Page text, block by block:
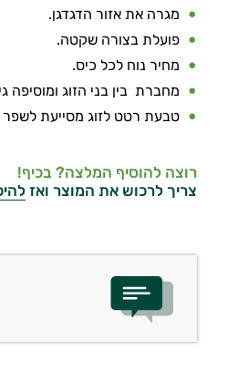
מגרה את אזור הדגדגן.
פועלת בצורה שקטה.
מחיר נוח לכל כיס.
מחברת בין בני הזוג ומוסיפה
טבעת רטט לזוג מסייעת לשפר
רוצה להוסיף המלצה? בכיף!
צריך לרכוש את המוצר ואז